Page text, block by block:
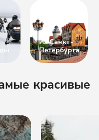
Из Санкт-
Петербурга
красивые